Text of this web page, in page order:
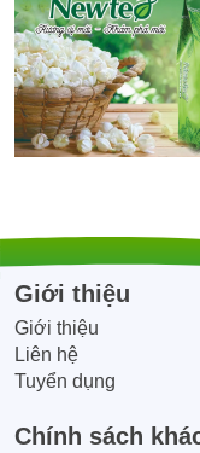
Giới thiệu
Giới thiệu
Liên hệ
Tuyển dụng
Chính sách